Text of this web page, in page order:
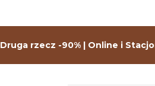
Druga rzecz -90% | Online i